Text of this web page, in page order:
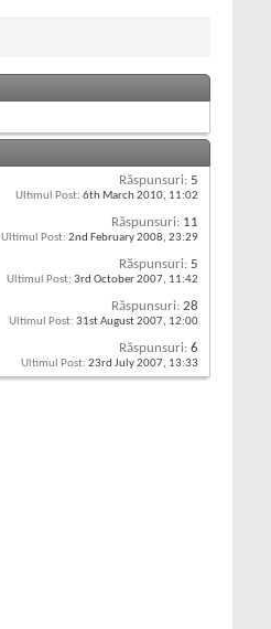
Răspunsuri: 5
Ultimul Post: 6th March 2010, 11:02
Răspunsuri: 11
Ultimul Post: 2nd February 2008, 23:29
Răspunsuri: 5
Ultimul Post: 3rd October 2007, 11:42
Răspunsuri: 28
Ultimul Post: 31st August 2007, 12:00
Răspunsuri: 6
Ultimul Post: 23rd July 2007, 13:33